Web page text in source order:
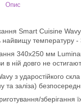
Опис
Smart Cuisine Wavy
температуру -
340х250 мм
в ній довго не
з ударостійкого скла
та заліза)